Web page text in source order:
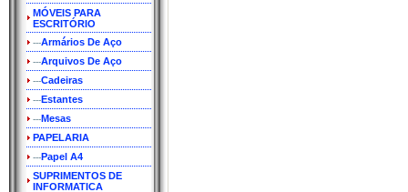
MÓVEIS PARA
ESCRITÓRIO
---Armários De Aço
---Arquivos De Aço
---Cadeiras
---Estantes
---Mesas
PAPELARIA
---Papel A4
SUPRIMENTOS DE
INFORMATICA